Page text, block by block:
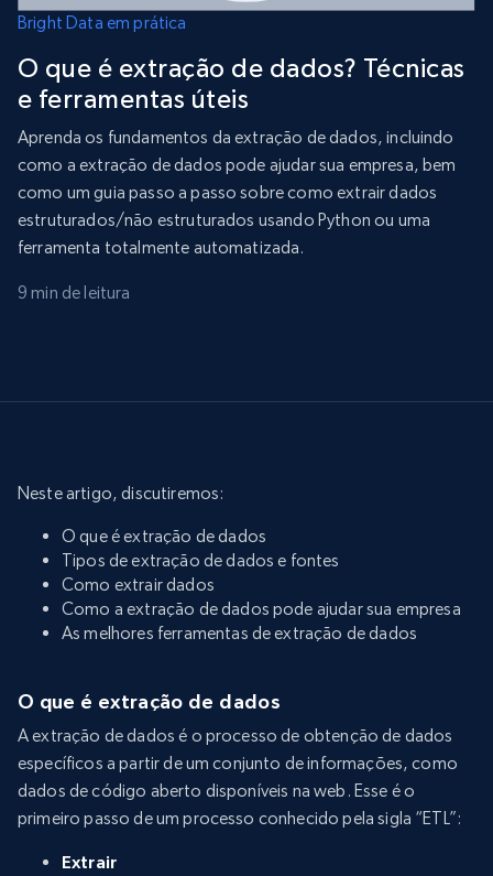
Bright Data em prática
O que é extração de dados? Técnicas
e ferramentas úteis
Aprenda os fundamentos da extração de dados, incluindo
como a extração de dados pode ajudar sua empresa, bem
como um guia passo a passo sobre como extrair dados
estruturados/não estruturados usando Python ou uma
ferramenta totalmente automatizada.
9 min de leitura
Neste artigo, discutiremos:
O que é extração de dados
Tipos de extração de dados e fontes
Como extrair dados
Como a extração de dados pode ajudar sua empresa
As melhores ferramentas de extração de dados
O que é extração de dados
A extração de dados é o processo de obtenção de dados
específicos a partir de um conjunto de informações, como
dados de código aberto disponíveis na web. Esse é o
primeiro passo de um processo conhecido pela sigla “ETL”:
Extrair